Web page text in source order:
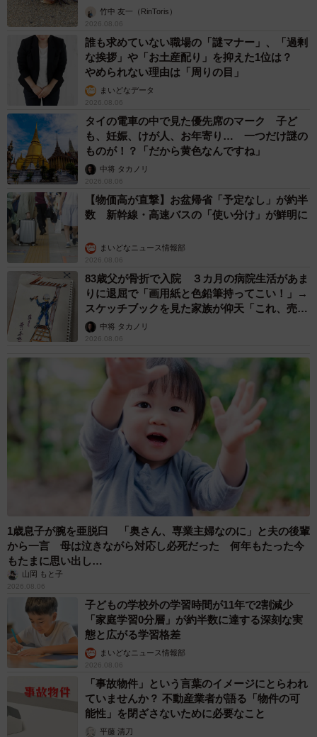
竹中 友一（RinToris）
2026.08.06
誰も求めていない職場の「謎マナー」、「過剰
な挨拶」や「お土産配り」を抑えた1位は？
やめられない理由は「周りの目」
まいどなデータ
2026.08.06
タイの電車の中で見た優先席のマーク 子ど
も、妊娠、けが人、お年寄り… 一つだけ謎の
ものが！？「だから黄色なんですね」
中将 タカノリ
2026.08.06
【物価高が直撃】お盆帰省「予定なし」が約半
数 新幹線・高速バスの「使い分け」が鮮明に
まいどなニュース情報部
2026.08.06
83歳父が骨折で入院 ３カ月の病院生活があま
りに退屈で「画用紙と色鉛筆持ってこい！」→
スケッチブックを見た家族が仰天「これ、売れ
ますよ…」
中将 タカノリ
2026.08.06
1歳息子が腕を亜脱臼 「奥さん、専業主婦なのに」と夫の後輩
から一言 母は泣きながら対応し必死だった 何年もたった今
もたまに思い出し…
山岡 もと子
2026.08.06
子どもの学校外の学習時間が11年で2割減少
「家庭学習0分層」が約半数に達する深刻な実
態と広がる学習格差
まいどなニュース情報部
2026.08.06
「事故物件」という言葉のイメージにとらわれ
ていませんか？ 不動産業者が語る「物件の可
能性」を閉ざさないために必要なこと
平藤 清刀